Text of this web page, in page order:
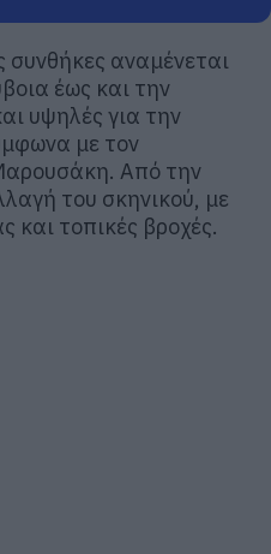
συνθήκες αναμένεται
έως και την
υψηλές για την
με τον
Από την
του σκηνικού, με
και τοπικές βροχές.